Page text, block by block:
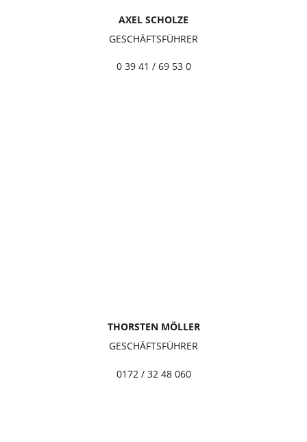
AXEL SCHOLZE
GESCHÄFTSFÜHRER
0 39 41 / 69 53 0
THORSTEN MÖLLER
GESCHÄFTSFÜHRER
0172 / 32 48 060